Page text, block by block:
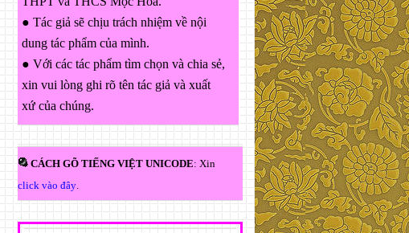
● Tác giả sẽ chịu trách nhiệm về nội
dung tác phẩm của mình.
● Với các tác phẩm tìm chọn và chia sẻ,
xin vui lòng ghi rõ tên tác giả và xuất
xứ của chúng.
CÁCH GÕ TIẾNG VIỆT UNICODE: Xin
click vào đây